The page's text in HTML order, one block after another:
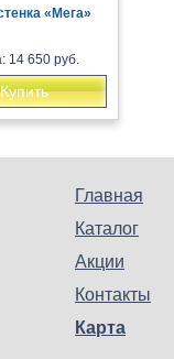
«Мега»
14 650 руб.
Купить
Главная
Каталог
Акции
Контакты
Карта